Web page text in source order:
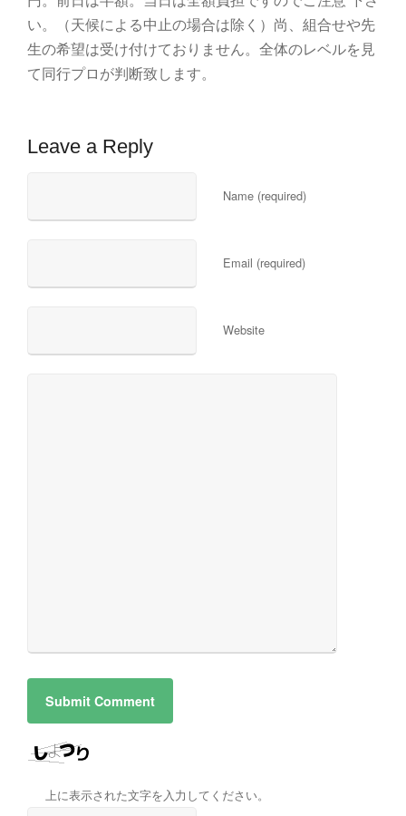
い。（天候による中止の場合は除く）尚、組合せや先
生の希望は受け付けておりません。全体のレベルを見
て同行プロが判断致します。
Leave a Reply
Name (required)
Email (required)
Website
上に表示された文字を入力してください。